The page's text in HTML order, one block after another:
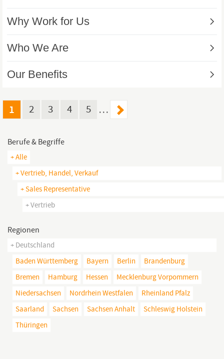
1 2 3 4 5 …
Berufe & Begriffe
+ Alle
+ Vertrieb, Handel, Verkauf
+ Sales Representative
+ Vertrieb
Regionen
+ Deutschland
Baden Württemberg
Bayern Berlin
Brandenburg
Bremen
Hamburg Hessen
Mecklenburg Vorpommern
Niedersachsen
Nordrhein Westfalen
Rheinland Pfalz
Saarland
Sachsen Sachsen Anhalt
Schleswig Holstein
Thüringen